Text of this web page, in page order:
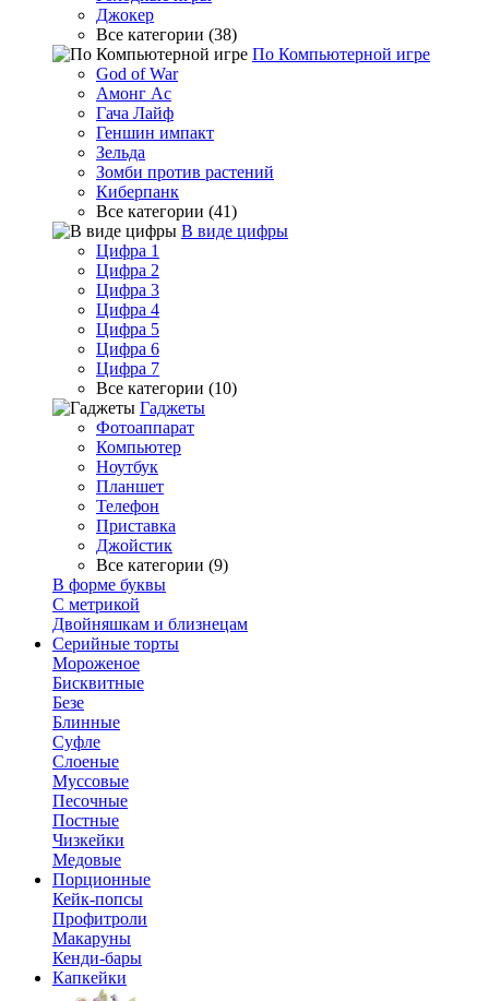
Джокер
Все категории (38)
По Компьютерной игре
God of War
Амонг Ас
Гача Лайф
Геншин импакт
Зельда
Зомби против растений
Киберпанк
Все категории (41)
В виде цифры
Цифра 1
Цифра 2
Цифра 3
Цифра 4
Цифра 5
Цифра 6
Цифра 7
Все категории (10)
Гаджеты
Фотоаппарат
Компьютер
Ноутбук
Планшет
Телефон
Приставка
Джойстик
Все категории (9)
В форме буквы
С метрикой
Двойняшкам и близнецам
Серийные торты
Мороженое
Бисквитные
Безе
Блинные
Суфле
Слоеные
Муссовые
Песочные
Постные
Чизкейки
Медовые
Порционные
Кейк-попсы
Профитроли
Макаруны
Кенди-бары
Капкейки